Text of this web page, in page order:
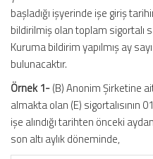
başladığı işyerinde işe giriş
bildirilmiş olan toplam sigortalı
Kuruma bildirim yapılmış ay
bulunacaktır.
Örnek 1-(B) Anonim Şirketine
almakta olan (E) sigortalısının
işe alındığı tarihten önceki
son altı aylık döneminde,